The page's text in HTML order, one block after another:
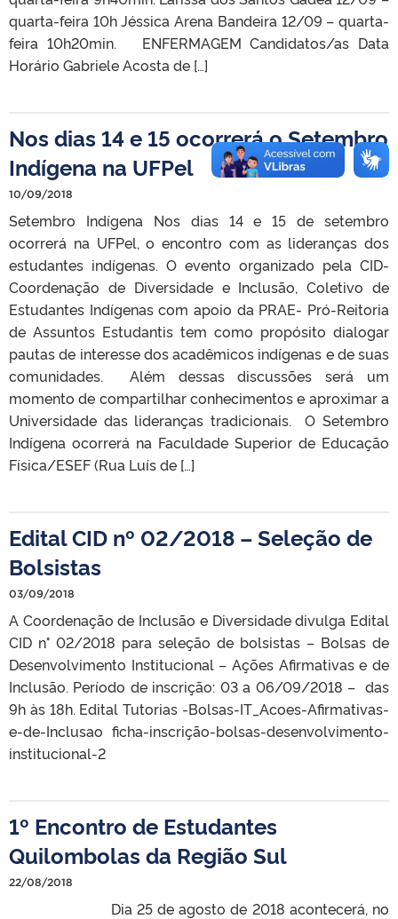
quarta-feira 10h Jéssica Arena Bandeira 12/09 – quarta-
feira 10h20min. ENFERMAGEM Candidatos/as Data
Horário Gabriele Acosta de […]
Nos dias 14 e 15 ocorrerá o Setembro
Indígena na UFPel
10/09/2018
Setembro Indígena Nos dias 14 e 15 de setembro
ocorrerá na UFPel, o encontro com as lideranças dos
estudantes indígenas. O evento organizado pela CID-
Coordenação de Diversidade e Inclusão, Coletivo de
Estudantes Indígenas com apoio da PRAE- Pró-Reitoria
de Assuntos Estudantis tem como propósito dialogar
pautas de interesse dos acadêmicos indígenas e de suas
comunidades. Além dessas discussões será um
momento de compartilhar conhecimentos e aproximar a
Universidade das lideranças tradicionais. O Setembro
Indígena ocorrerá na Faculdade Superior de Educação
Física/ESEF (Rua Luís de […]
Edital CID nº 02/2018 – Seleção de
Bolsistas
03/09/2018
A Coordenação de Inclusão e Diversidade divulga Edital
CID n° 02/2018 para seleção de bolsistas – Bolsas de
Desenvolvimento Institucional – Ações Afirmativas e de
Inclusão. Período de inscrição: 03 a 06/09/2018 – das
9h às 18h. Edital Tutorias -Bolsas-IT_Acoes-Afirmativas-
e-de-Inclusao ficha-inscrição-bolsas-desenvolvimento-
institucional-2
1º Encontro de Estudantes
Quilombolas da Região Sul
22/08/2018
Dia 25 de agosto de 2018 acontecerá, no